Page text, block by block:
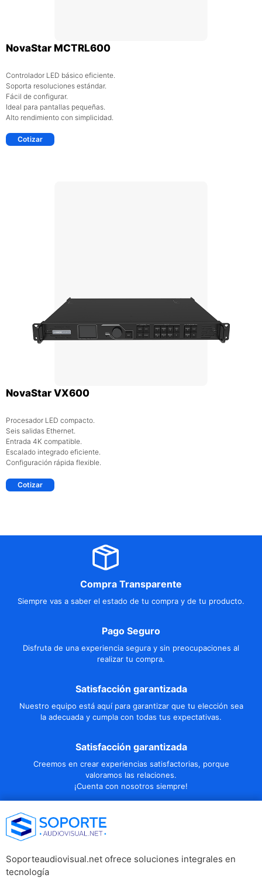
NovaStar MCTRL600
Controlador LED básico eficiente.
Soporta resoluciones estándar.
Fácil de configurar.
Ideal para pantallas pequeñas.
Alto rendimiento con simplicidad.
Cotizar
NovaStar VX600
Procesador LED compacto.
Seis salidas Ethernet.
Entrada 4K compatible.
Escalado integrado eficiente.
Configuración rápida flexible.
Cotizar
Compra Transparente
Siempre vas a saber el estado de tu compra y de tu producto.
Pago Seguro
Disfruta de una experiencia segura y sin preocupaciones al
realizar tu compra.
Satisfacción garantizada
Nuestro equipo está aquí para garantizar que tu elección sea
la adecuada y cumpla con todas tus expectativas.
Satisfacción garantizada
Creemos en crear experiencias satisfactorias, porque
valoramos las relaciones.
¡Cuenta con nosotros siempre!
Soporteaudiovisual.net ofrece soluciones integrales en
tecnología